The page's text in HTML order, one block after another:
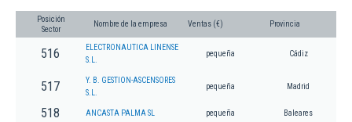
Posición
Sector
Nombre de la empresa Ventas (€) Provincia
516
ELECTRONAUTICA LINENSE
S.L.
pequeña Cádiz
517
Y. B. GESTION-ASCENSORES
S.L.
pequeña Madrid
518 ANCASTA PALMA SL pequeña Baleares